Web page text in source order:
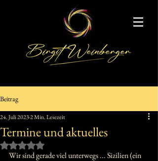
Beitrag
Termine und aktuelles
24. Juli 20232 Min. Lesezeit
Mit NaN von 5 Sternen bewertet.
Wir sind gerade viel unterwegs ... Sizilien (ein